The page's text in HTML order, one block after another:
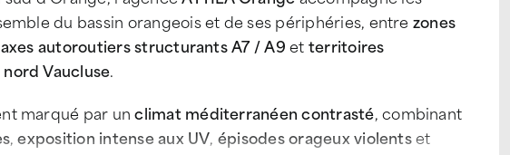
du bassin orangeois et de ses périphéries, entre zones
axes autoroutiers structurants A7 / A9etterritoires
Vaucluse.
marqué par unclimat méditerranéen contrasté, combinant
,exposition intense aux UV, épisodes orageux violentset